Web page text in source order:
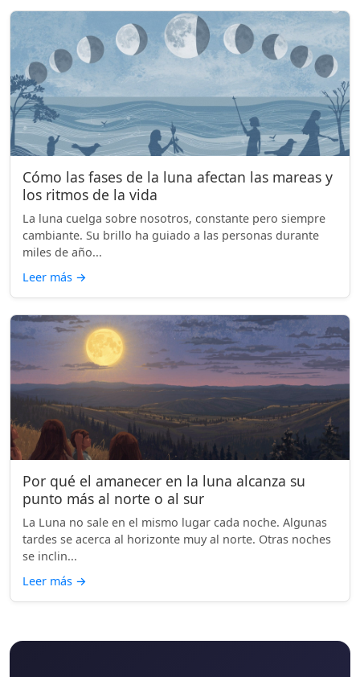
Cómo las fases de la luna afectan las mareas y
los ritmos de la vida
La luna cuelga sobre nosotros, constante pero siempre
cambiante. Su brillo ha guiado a las personas durante
miles de año...
Leer más →
Por qué el amanecer en la luna alcanza su
punto más al norte o al sur
La Luna no sale en el mismo lugar cada noche. Algunas
tardes se acerca al horizonte muy al norte. Otras noches
se inclin...
Leer más →